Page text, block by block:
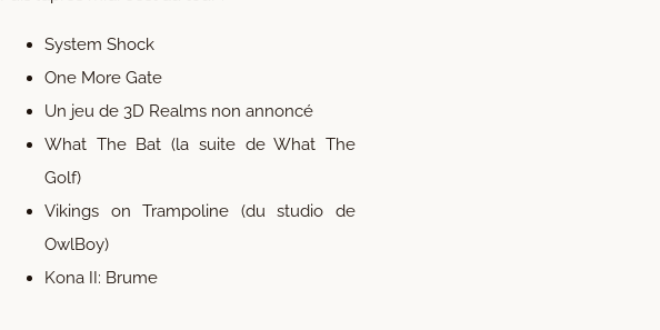
System Shock
One More Gate
Un jeu de 3D Realms non annoncé
What The Bat (la suite de What The
Golf)
Vikings on Trampoline (du studio de
OwlBoy)
Kona II: Brume